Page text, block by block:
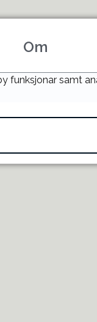
Om
funksjonar samt